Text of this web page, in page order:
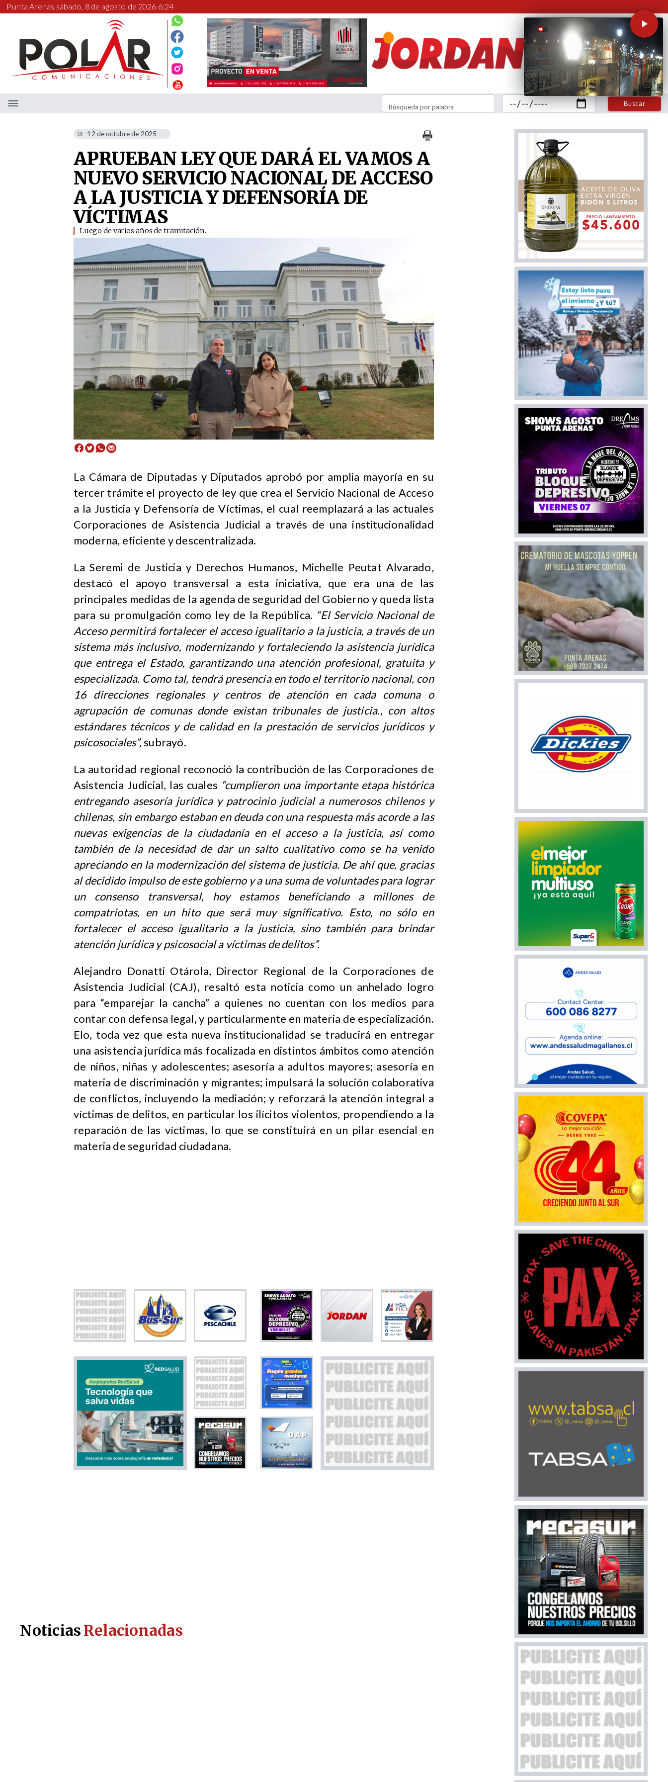
Punta Arenas,sábado, 8 de agosto de 2026 6:24
Buscar
Búsqueda por palabra
12 de octubre de 2025
APRUEBAN LEY QUE DARÁ EL VAMOS A
NUEVO SERVICIO NACIONAL DE ACCESO
A LA JUSTICIA Y DEFENSORÍA DE
VÍCTIMAS
Luego de varios años de tramitación. ​
La Cámara de Diputadas y Diputados aprobó por amplia mayoría en su
tercer trámite el proyecto de ley que crea el Servicio Nacional de Acceso
a la Justicia y Defensoría de Víctimas, el cual reemplazará a las actuales
Corporaciones de Asistencia Judicial a través de una institucionalidad
moderna, eficiente y descentralizada.
La Seremi de Justicia y Derechos Humanos, Michelle Peutat Alvarado,
destacó el apoyo transversal a esta iniciativa, que era una de las
principales medidas de la agenda de seguridad del Gobierno y queda lista
para su promulgación como ley de la República. “El Servicio Nacional de
Acceso permitirá fortalecer el acceso igualitario a la justicia, a través de un
sistema más inclusivo, modernizando y fortaleciendo la asistencia jurídica
que entrega el Estado, garantizando una atención profesional, gratuita y
especializada. Como tal, tendrá presencia en todo el territorio nacional, con
16 direcciones regionales y centros de atención en cada comuna o
agrupación de comunas donde existan tribunales de justicia., con altos
estándares técnicos y de calidad en la prestación de servicios jurídicos y
psicosociales”,subrayó.
La autoridad regional reconoció la contribución de las Corporaciones de
Asistencia Judicial, las cuales “cumplieron una importante etapa histórica
entregando asesoría jurídica y patrocinio judicial a numerosos chilenos y
chilenas, sin embargo estaban en deuda con una respuesta más acorde a las
nuevas exigencias de la ciudadanía en el acceso a la justicia, así como
también de la necesidad de dar un salto cualitativo como se ha venido
apreciando en la modernización del sistema de justicia. De ahí que, gracias
al decidido impulso de este gobierno y a una suma de voluntades para lograr
un consenso transversal, hoy estamos beneficiando a millones de
compatriotas, en un hito que será muy significativo. Esto, no sólo en
fortalecer el acceso igualitario a la justicia, sino también para brindar
atención jurídica y psicosocial a víctimas de delitos”.
Alejandro Donatti Otárola, Director Regional de la Corporaciones de
Asistencia Judicial (CAJ), resaltó esta noticia como un anhelado logro
para “emparejar la cancha” a quienes no cuentan con los medios para
contar con defensa legal,y particularmente en materia de especialización.
Elo, toda vez que esta nueva institucionalidad se traducirá en entregar
una asistencia jurídica más focalizada en distintos ámbitos como atención
de niños, niñas y adolescentes; asesoría a adultos mayores; asesoría en
materia de discriminación y migrantes; impulsará la solución colaborativa
de conflictos, incluyendo la mediación; y reforzará la atención integral a
víctimas de delitos, en particular los ilícitos violentos, propendiendo a la
reparación de las víctimas, lo que se constituirá en un pilar esencial en
materia de seguridad ciudadana.
NoticiasRelacionadas